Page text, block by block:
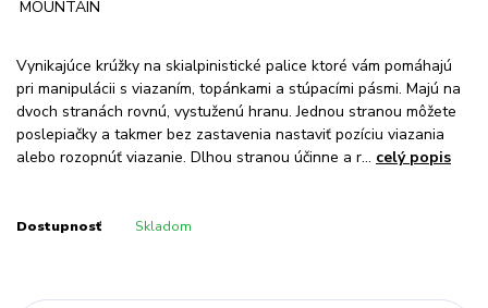
Vynikajúce krúžky na skialpinistické palice ktoré vám pomáhajú
pri manipulácii s viazaním, topánkami a stúpacími pásmi. Majú na
dvoch stranách rovnú, vystuženú hranu. Jednou stranou môžete
poslepiačky a takmer bez zastavenia nastaviť pozíciu viazania
alebo rozopnúť viazanie. Dlhou stranou účinne a r... celý popis
Dostupnosť Skladom